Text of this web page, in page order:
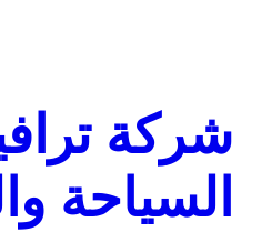
شركة
السياحة